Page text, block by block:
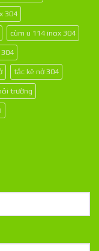
304
cùm u 114 inox 304
tắc kê nở 304
trường